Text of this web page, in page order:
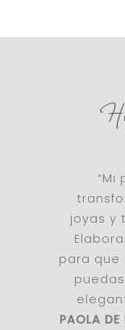
“Mi
joyas y
para que
PAOLA DE